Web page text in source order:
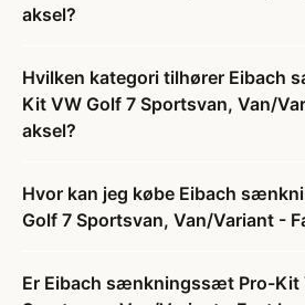
aksel?
Hvilken kategori tilhører Eibach
Kit VW Golf 7 Sportsvan, Van/
aksel?
Hvor kan jeg købe Eibach
Golf 7 Sportsvan, Van/Variant -
Er Eibach sænkningssæt Pro-Kit